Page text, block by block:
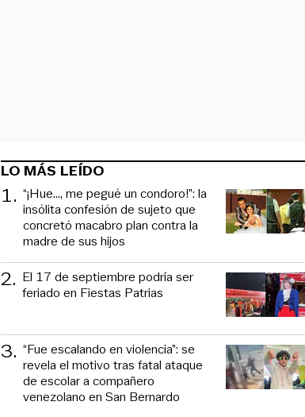
LO MÁS LEÍDO
1. “¡Hue..., me pegué un condoro!”: la
insólita confesión de sujeto que
concretó macabro plan contra la
madre de sus hijos
2. El 17 de septiembre podría ser
feriado en Fiestas Patrias
3. “Fue escalando en violencia”: se
revela el motivo tras fatal ataque
de escolar a compañero
venezolano en San Bernardo